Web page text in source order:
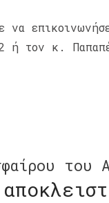
να
ή τον κ.
του